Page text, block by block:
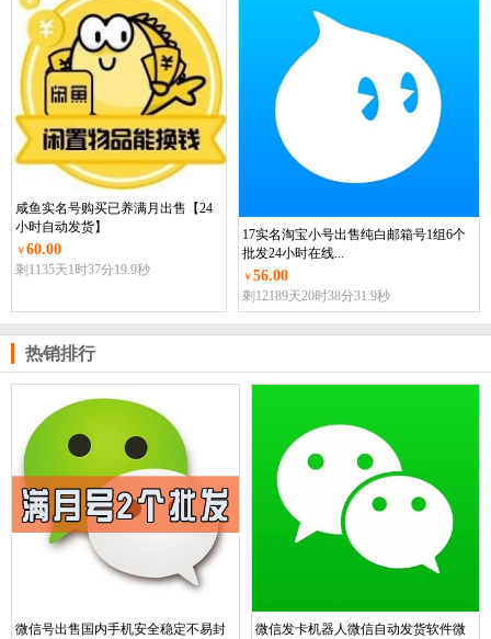
咸鱼实名号购买已养满月出售【24
小时自动发货】
￥60.00
剩1135天1时37分18.0秒
17实名淘宝小号出售纯白邮箱号1组6个
批发24小时在线...
￥56.00
剩12189天20时38分30.0秒
热销排行
微信号出售国内手机安全稳定不易封
微信发卡机器人微信自动发货软件微